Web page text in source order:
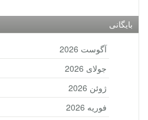
بایگانی
آگوست 2026
جولای 2026
ژوئن 2026
فوریه 2026